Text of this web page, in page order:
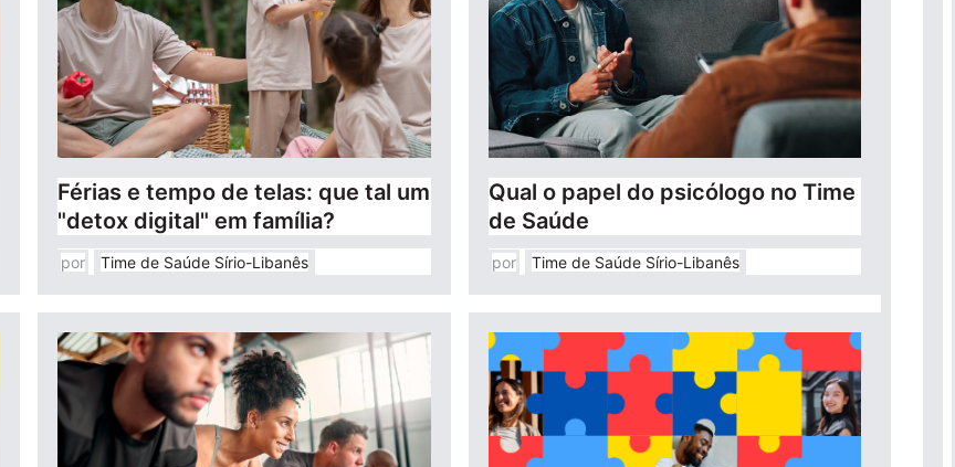
Férias e tempo de telas: que tal um
"detox digital" em família?
por Time de Saúde Sírio-Libanês
Qual o papel do psicólogo no Time
de Saúde
por Time de Saúde Sírio-Libanês